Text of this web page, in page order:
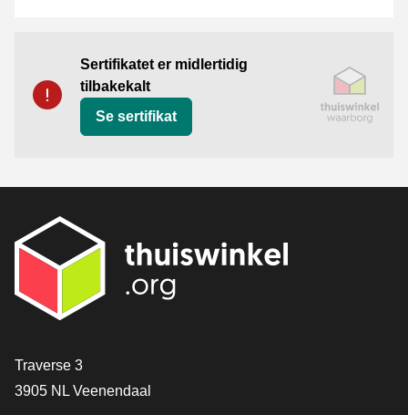
Sertifikatet er midlertidig
tilbakekalt
Se sertifikat
[_General:Contact]
Traverse 3
3905 NL Veenendaal